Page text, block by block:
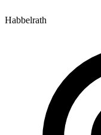
Habbelrath